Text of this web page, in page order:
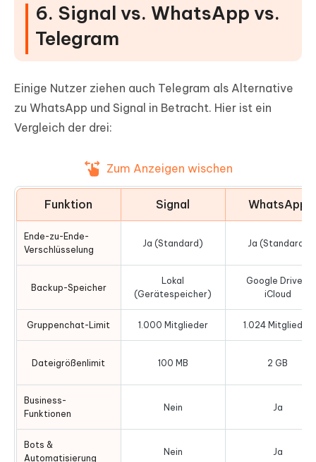
6. Signal vs. WhatsApp vs.
Telegram
Einige Nutzer ziehen auch Telegram als Alternative
zu WhatsApp und Signal in Betracht. Hier ist ein
Vergleich der drei:
Zum Anzeigen wischen
Funktion Signal WhatsApp
Ende-zu-Ende-
Verschlüsselung
Ja (Standard) Ja (Standard)
Backup-Speicher
Lokal
(Gerätespeicher)
Google Drive /
iCloud
Gruppenchat-Limit 1.000 Mitglieder 1.024 Mitglieder
Dateigrößenlimit 100 MB 2 GB
Business-
Funktionen
Nein Ja
Bots &
Automatisierung
Nein Ja